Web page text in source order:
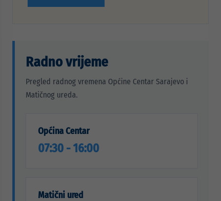
Radno vrijeme
Pregled radnog vremena Općine Centar Sarajevo i
Matičnog ureda.
Općina Centar
07:30 - 16:00
Matični ured